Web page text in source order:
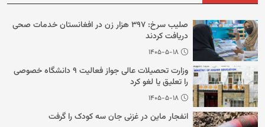
صلیب سرخ: ۳۹۷ هزار زن در افغانستان خدمات صحی
دریافت کردند
۱۴۰۵-۵-۱۸
وزارت تحصیلات عالی جواز فعالیت ۹ دانشگاه خصوصی
را تعلیق یا لغو کرد
۱۴۰۵-۵-۱۸
انفجار ماین در غزنی جان سه کودک را گرفت